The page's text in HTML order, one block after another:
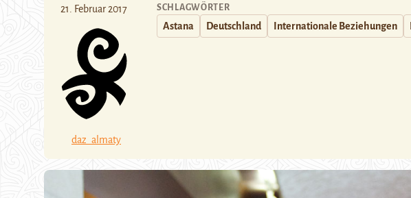
21. Februar 2017
daz_almaty
SCHLAGWÖRTER
Astana Deutschland Internationale Beziehungen